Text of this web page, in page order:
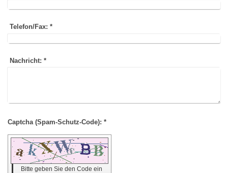
Telefon/Fax: *
Nachricht: *
Captcha (Spam-Schutz-Code): *
Bitte geben Sie den Code ein